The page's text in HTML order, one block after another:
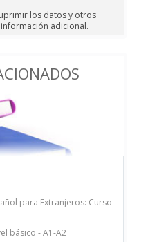
los datos y otros
adicional.
para Extranjeros: Curso
básico - A1-A2